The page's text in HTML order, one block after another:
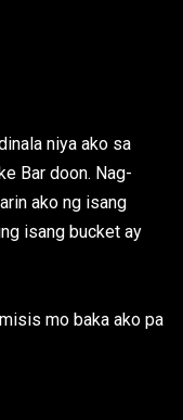
niya ako sa
Bar doon. Nag-
ako ng isang
isang bucket ay
mo baka ako pa